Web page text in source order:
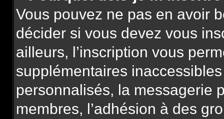
Vous pouvez ne pas en avoir
décider si vous devez vous
ailleurs, l’inscription vous
supplémentaires
personnalisés, la messagerie
membres, l’adhésion à des